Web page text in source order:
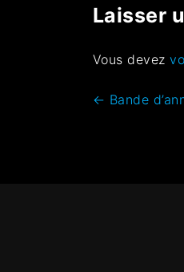
Laisser
Vous devez
← Bande